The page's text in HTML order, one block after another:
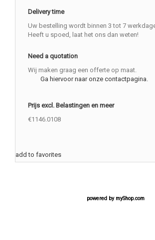
Delivery time
Uw bestelling wordt binnen 3 tot 7
Heeft u spoed, laat het ons dan weten!
Need a quotation
Wij maken graag een offerte op maat.
Ga hiervoor naar onze contactpagina.
Prijs excl. Belastingen en meer
€1146.0108
add to favorites
powered by myShop.com